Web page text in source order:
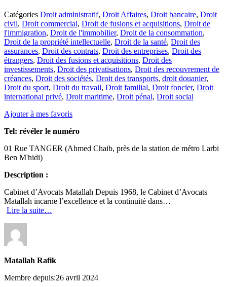
Catégories Droit administratif, Droit Affaires, Droit bancaire, Droit
civil, Droit commercial, Droit de fusions et acquisitions, Droit de
l'immigration, Droit de l'immobilier, Droit de la consommation,
Droit de la propriété intellectuelle, Droit de la santé, Droit des
assurances, Droit des contrats, Droit des entreprises, Droit des
étrangers, Droit des fusions et acquisitions, Droit des
investissements, Droit des privatisations, Droit des recouvrement de
créances, Droit des sociétés, Droit des transports, droit douanier,
Droit du sport, Droit du travail, Droit familial, Droit foncier, Droit
international privé, Droit maritime, Droit pénal, Droit social
Ajouter à mes favoris
Tel: révéler le numéro
01 Rue TANGER (Ahmed Chaib, près de la station de métro Larbi
Ben M'hidi)
Description :
Cabinet d’Avocats Matallah Depuis 1968, le Cabinet d’Avocats
Matallah incarne l’excellence et la continuité dans…
Lire la suite…
Matallah Rafik
Membre depuis:26 avril 2024